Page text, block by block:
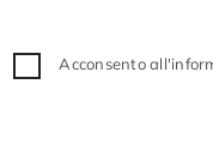
Acconsento